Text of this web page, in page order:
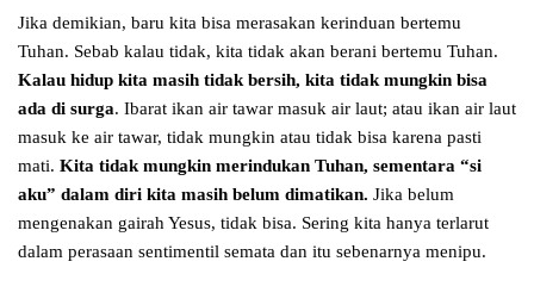
Jika demikian, baru kita bisa merasakan kerinduan bertemu
Tuhan. Sebab kalau tidak, kita tidak akan berani bertemu Tuhan.
Kalau hidup kita masih tidak bersih, kita tidak mungkin bisa
ada di surga. Ibarat ikan air tawar masuk air laut; atau ikan air laut
masuk ke air tawar, tidak mungkin atau tidak bisa karena pasti
mati. Kita tidak mungkin merindukan Tuhan, sementara “si
aku” dalam diri kita masih belum dimatikan. Jika belum
mengenakan gairah Yesus, tidak bisa. Sering kita hanya terlarut
dalam perasaan sentimentil semata dan itu sebenarnya menipu.